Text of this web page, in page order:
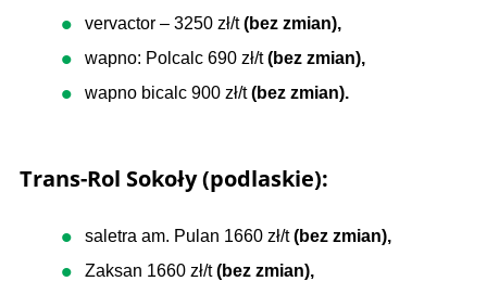
vervactor – 3250 zł/t(bez zmian),
wapno: Polcalc 690 zł/t(bez zmian),
wapno bicalc 900 zł/t(bez zmian).
Trans-Rol Sokoły (podlaskie):
saletra am. Pulan 1660 zł/t(bez zmian),
Zaksan 1660 zł/t(bez zmian),